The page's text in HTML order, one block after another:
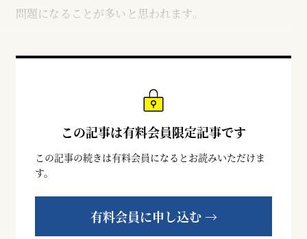
問題になることが多いと思われます。
この記事は有料会員限定記事です
この記事の続きは有料会員になるとお読みいただけま
す。
有料会員に申し込む →